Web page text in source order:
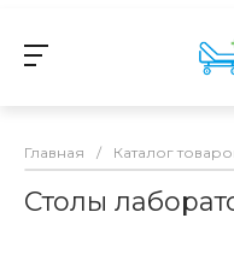
Главная / Каталог
Столы